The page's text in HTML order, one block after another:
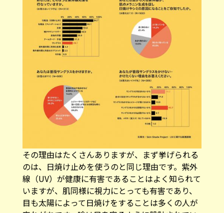
その理由はたくさんありますが、まず挙げられる
のは、日焼け止めを使うのと同じ理由です。紫外
線（UV）が健康に有害であることはよく知られて
いますが、肌同様に視力にとっても有害であり、
目も太陽によって日焼けをすることは多くの人が